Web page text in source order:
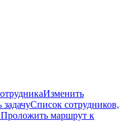
Изменить
задачуСписок сотрудников,
Проложить маршрут к